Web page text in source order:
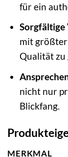
für ein
Sorgfältige
mit
Qualität zu
nicht nur
Blickfang.
MERKMAL